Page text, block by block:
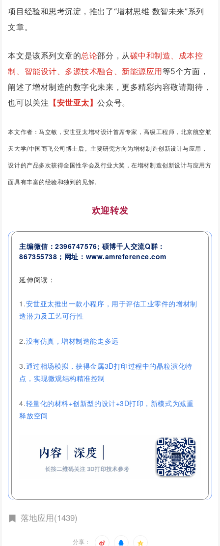
项目经验和思考沉淀，推出了“增材思维 数智未来”系列
文章。
本文是该系列文章的总论部分，从碳中和制造、成本控
制、智能设计、多源技术融合、新能源应用等5个方面，
阐述了增材制造的数字化未来，更多精彩内容敬请期待，
也可以关注 【安世亚太】公众号。
本文作者：马立敏，安世亚太增材设计首席专家，高级工程师，北京航空航
天大学/中国商飞公司博士后。主要研究方向为增材制造创新设计与应用，
设计的产品多次获得全国性学会及行业大奖，在增材制造创新设计与应用方
面具有丰富的经验和独到的见解。
欢迎转发
主编微信：2396747576; 硕博千人交流Q群：
867355738；网址：www.amreference.com
延伸阅读：
1.安世亚太推出一款小程序，用于评估工业零件的增材制
造潜力及工艺可行性
2.没有仿真，增材制造能走多远
3.通过相场模拟，获得金属3D打印过程中的晶粒演化特
点，实现微观结构精准控制
4.轻量化的材料+创新型的设计+3D打印，新模式为减重
释放空间
落地应用(1439)
分享：